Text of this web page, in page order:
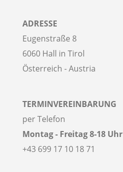
ADRESSE
Eugenstraße 8
6060 Hall in Tirol
Österreich - Austria
TERMINVEREINBARUNG
per Telefon
Montag - Freitag 8-18 Uhr
+43 699 17 10 18 71